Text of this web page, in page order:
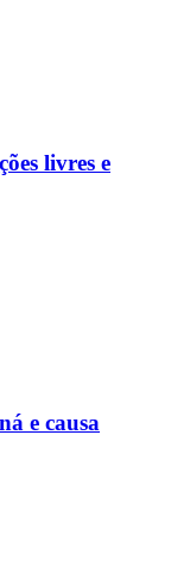
livres e
e causa